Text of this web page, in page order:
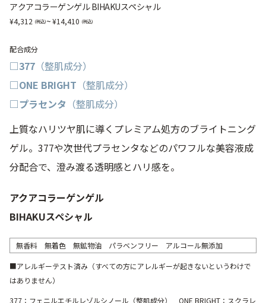
アクアコラーゲンゲル BIHAKUスペシャル
4,312 ~ 14,410
配合成分
□377 （整肌成分）
□ONE BRIGHT （整肌成分）
□プラセンタ （整肌成分）
上質なハリツヤ肌に導くプレミアム処方のブライトニング
ゲル。377や次世代プラセンタなどのパワフルな美容液成
分配合で、澄み渡る透明感とハリ感を。
アクアコラーゲンゲル
BIHAKUスペシャル
無香料 無着色 無鉱物油 パラベンフリー アルコール無添加
■アレルギーテスト済み（すべての方にアレルギーが起きないというわけで
はありません）
377：フェニルエチルレゾルシノール（整肌成分） ONE BRIGHT：スクラレ